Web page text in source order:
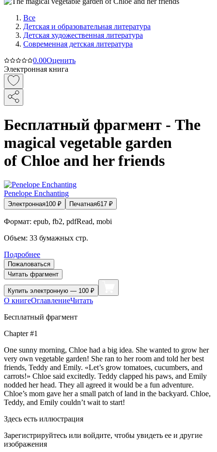
Все
Детская и образовательная литература
Детская художественная литература
Современная детская литература
0.00Оценить
Электронная книга
Бесплатный фрагмент - The
magical vegetable garden
of Chloe and her friends
Penelope Enchanting
Электронная100 ₽ Печатная617 ₽
Формат: epub, fb2, pdfRead, mobi
Объем: 33 бумажных стр.
Подробнее
Пожаловаться
Читать фрагмент
Купить электронную — 100 ₽
О книгеОглавлениеЧитать
Бесплатный фрагмент
Chapter #1
One sunny morning, Chloe had a big idea. She wanted to grow her
very own vegetable garden! She ran to her room and told her best
friends, Teddy and Emily. «Let’s grow tomatoes, cucumbers, and
carrots!» Chloe said excitedly. Teddy clapped his paws, and Emily
nodded her head. They all agreed it would be a fun adventure.
Chloe’s mom gave her a small patch of land in the backyard. Chloe,
Teddy, and Emily couldn’t wait to start!
Здесь есть иллюстрация
Зарегистрируйтесь или войдите, чтобы увидеть ее и другие
изображения